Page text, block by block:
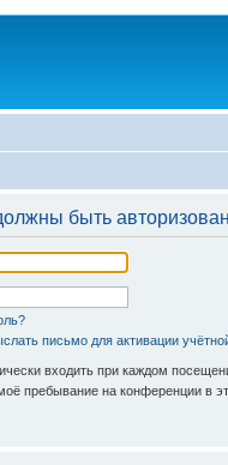
быть
письмо для активации
входить при каждом
пребывание на конференции в